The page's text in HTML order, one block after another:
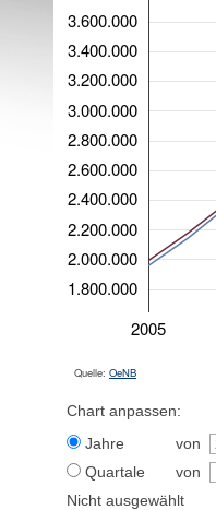
2005
1.800.000
2.000.000
2.200.000
2.400.000
2.600.000
2.800.000
3.000.000
3.200.000
3.400.000
3.600.000
Quelle: OeNB
Chart anpassen:
Jahre
von
Quartale
von
Nicht ausgewählt